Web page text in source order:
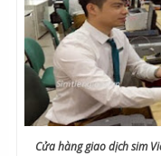
Cửa hàng giao dịch sim